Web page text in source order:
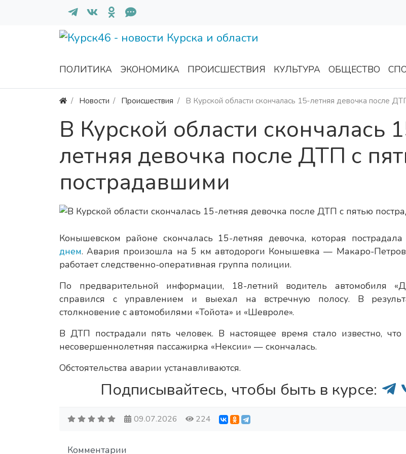
ПОЛИТИКА ЭКОНОМИКА ПРОИСШЕСТВИЯ КУЛЬТУРА ОБЩЕСТВО
Новости Происшествия В Курской области скончалась 15-летняя девочка после
В Курской области скончалась
летняя девочка после ДТП с
пострадавшими
Конышевском районе скончалась 15-летняя девочка, которая
днем. Авария произошла на 5 км автодороги Конышевка — Макаро-
работает следственно-оперативная группа полиции.
По предварительной информации, 18-летний водитель автомобиля
справился с управлением и выехал на встречную полосу. В
столкновение с автомобилями «Тойота» и «Шевроле».
В ДТП пострадали пять человек. В настоящее время стало известно,
несовершеннолетняя пассажирка «Нексии» — скончалась.
Обстоятельства аварии устанавливаются.
Подписывайтесь, чтобы быть в курсе:
09.07.2026 224
Комментарии